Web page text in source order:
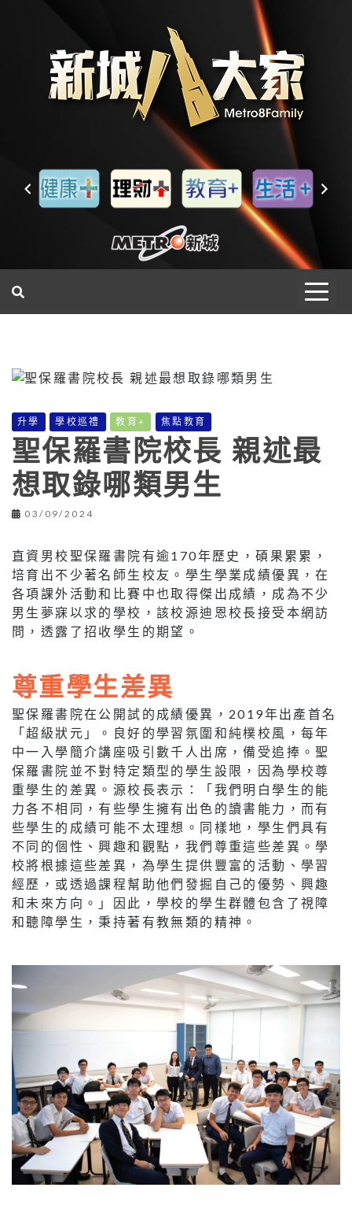
升學 學校巡禮 教育+ 焦點教育
聖保羅書院校長 親述最
想取錄哪類男生
03/09/2024
直資男校聖保羅書院有逾170年歷史，碩果累累，
培育出不少著名師生校友。學生學業成績優異，在
各項課外活動和比賽中也取得傑出成績，成為不少
男生夢寐以求的學校，該校源迪恩校長接受本網訪
問，透露了招收學生的期望。
尊重學生差異
聖保羅書院在公開試的成績優異，2019年出產首名
「超級狀元」。良好的學習氛圍和純樸校風，每年
中一入學簡介講座吸引數千人出席，備受追捧。聖
保羅書院並不對特定類型的學生設限，因為學校尊
重學生的差異。源校長表示：「我們明白學生的能
力各不相同，有些學生擁有出色的讀書能力，而有
些學生的成績可能不太理想。同樣地，學生們具有
不同的個性、興趣和觀點，我們尊重這些差異。學
校將根據這些差異，為學生提供豐富的活動、學習
經歷，或透過課程幫助他們發掘自己的優勢、興趣
和未來方向。」因此，學校的學生群體包含了視障
和聽障學生，秉持著有教無類的精神。